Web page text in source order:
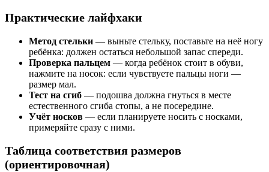
Практические лайфхаки
Метод стельки — выньте стельку, поставьте на неё ногу
ребёнка: должен остаться небольшой запас спереди.
Проверка пальцем — когда ребёнок стоит в обуви,
нажмите на носок: если чувствуете пальцы ноги —
размер мал.
Тест на сгиб — подошва должна гнуться в месте
естественного сгиба стопы, а не посередине.
Учёт носков — если планируете носить с носками,
примеряйте сразу с ними.
Таблица соответствия размеров
(ориентировочная)